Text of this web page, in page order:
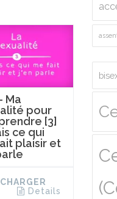
Ma
pour
[3]
ce qui
plaisir et
Details